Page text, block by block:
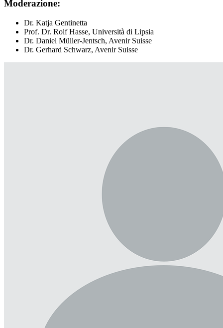
Moderazione:
Dr. Katja Gentinetta
Prof. Dr. Rolf Hasse, Università di Lipsia
Dr. Daniel Müller-Jentsch, Avenir Suisse
Dr. Gerhard Schwarz, Avenir Suisse